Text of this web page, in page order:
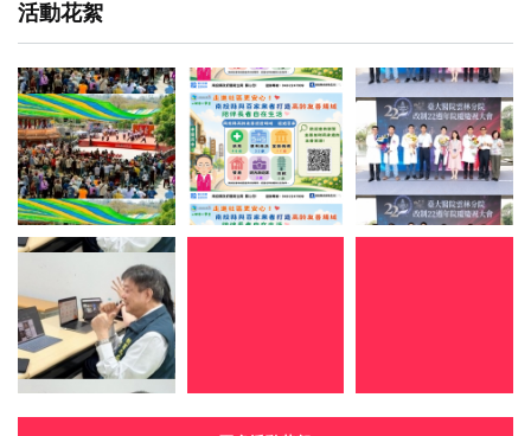
活動花絮